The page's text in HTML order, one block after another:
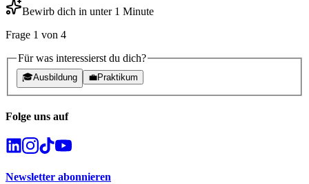
Bewirb dich in unter 1 Minute
Frage 1 von 4
Für was interessierst du dich?
🎓Ausbildung 💼Praktikum
Folge uns auf
Newsletter abonnieren